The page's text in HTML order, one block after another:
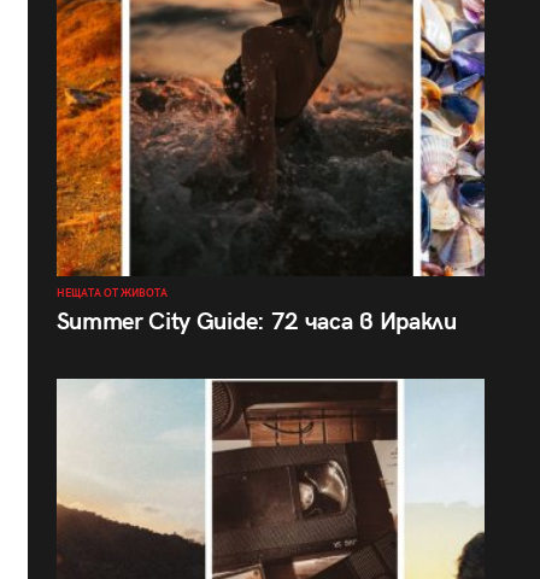
НЕЩАТА ОТ ЖИВОТА
Summer City Guide: 72 часа в Иракли